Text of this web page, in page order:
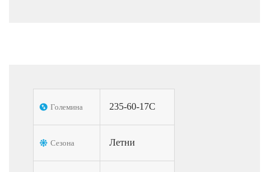
Големина 235-60-17C
Сезона Летни